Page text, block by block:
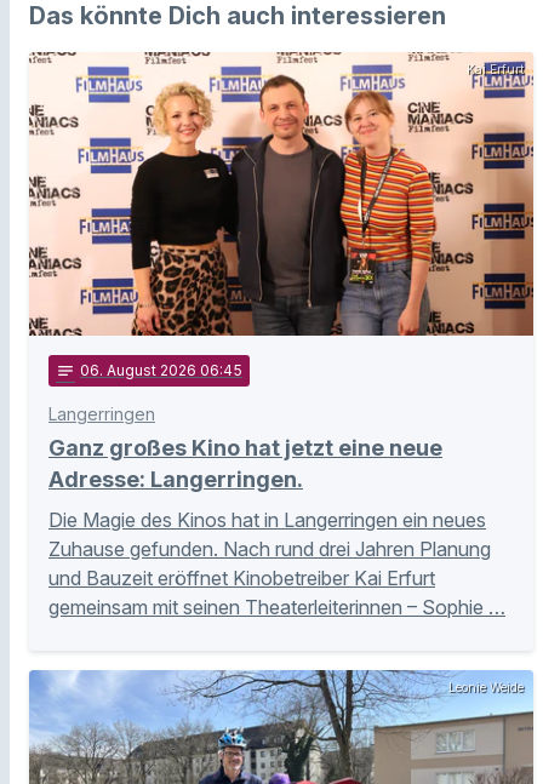
Das könnte Dich auch interessieren
Kai Erfurt
notes 06. August 2026 06:45
Langerringen
Ganz großes Kino hat jetzt eine neue
Adresse: Langerringen.
Die Magie des Kinos hat in Langerringen ein neues
Zuhause gefunden. Nach rund drei Jahren Planung
und Bauzeit eröffnet Kinobetreiber Kai Erfurt
gemeinsam mit seinen Theaterleiterinnen – Sophie …
Leonie Weide